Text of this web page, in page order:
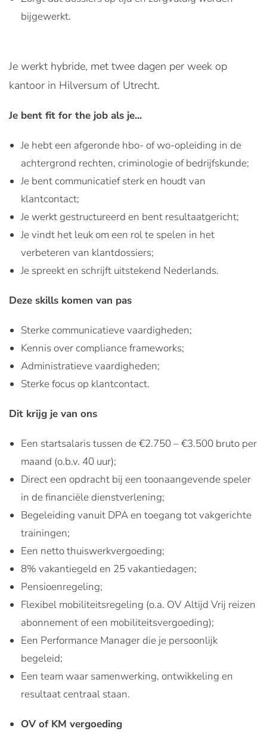
bijgewerkt.
Je werkt hybride, met twee dagen per week op
kantoor in Hilversum of Utrecht.
Je bent fit for the job als je...
Je hebt een afgeronde hbo- of wo-opleiding in de
achtergrond rechten, criminologie of bedrijfskunde;
Je bent communicatief sterk en houdt van
klantcontact;
Je werkt gestructureerd en bent resultaatgericht;
Je vindt het leuk om een rol te spelen in het
verbeteren van klantdossiers;
Je spreekt en schrijft uitstekend Nederlands.
Deze skills komen van pas
Sterke communicatieve vaardigheden;
Kennis over compliance frameworks;
Administratieve vaardigheden;
Sterke focus op klantcontact.
Dit krijg je van ons
Een startsalaris tussen de €2.750 – €3.500 bruto per
maand (o.b.v. 40 uur);
Direct een opdracht bij een toonaangevende speler
in de financiële dienstverlening;
Begeleiding vanuit DPA en toegang tot vakgerichte
trainingen;
Een netto thuiswerkvergoeding;
8% vakantiegeld en 25 vakantiedagen;
Pensioenregeling;
Flexibel mobiliteitsregeling (o.a. OV Altijd Vrij reizen
abonnement of een mobiliteitsvergoeding);
Een Performance Manager die je persoonlijk
begeleid;
Een team waar samenwerking, ontwikkeling en
resultaat centraal staan.
OV of KM vergoeding